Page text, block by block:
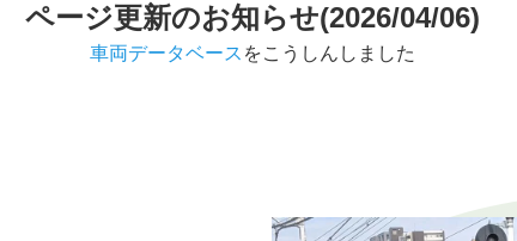
ページ更新のお知らせ(2026/04/06)
車両データベース をこうしんしました